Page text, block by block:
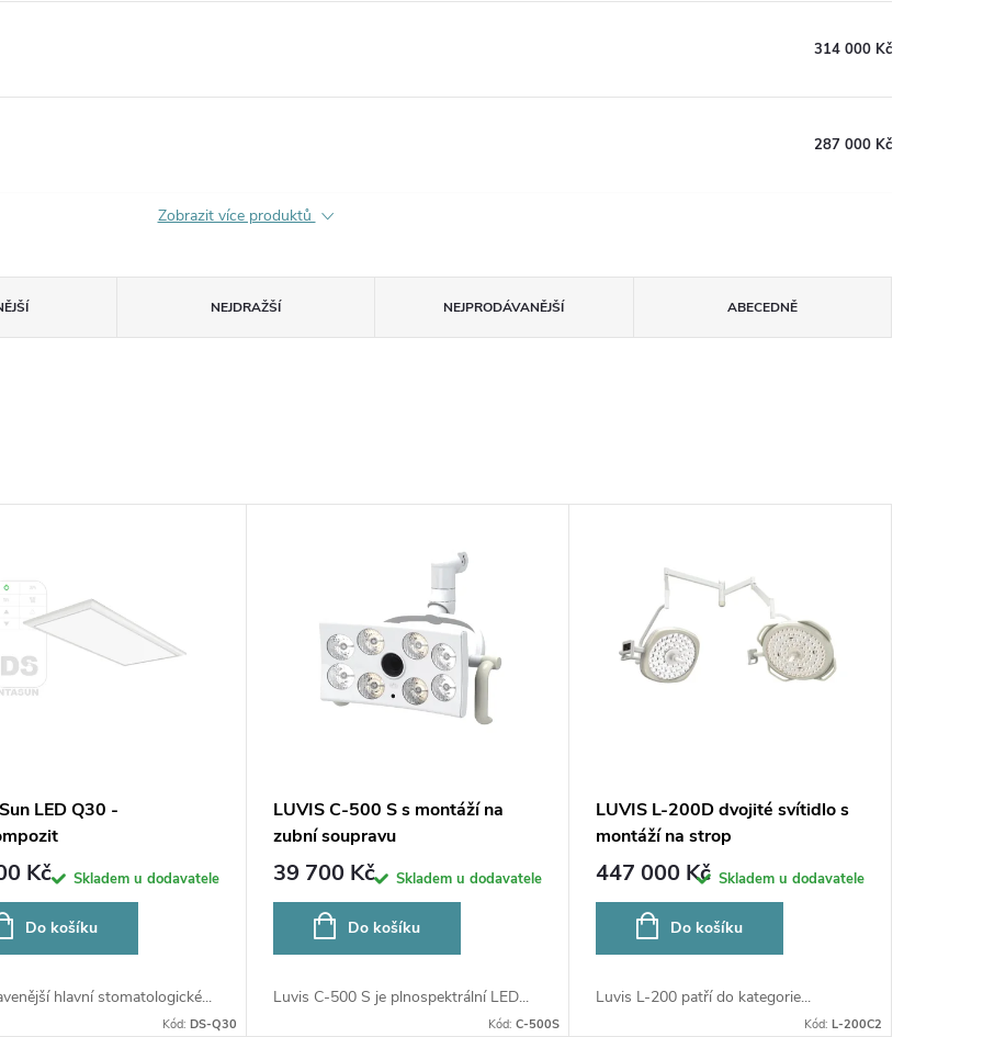
314 000 Kč
287 000 Kč
Zobrazit více produktů
NEJDRAŽŠÍ NEJPRODÁVANĚJŠÍ ABECEDNĚ
LED Q30 -
Kč Skladem u dodavatele
Do košíku
hlavní stomatologické...
Kód: DS-Q30
LUVIS C-500 S s montáží na
zubní soupravu
39 700 Kč Skladem u dodavatele
Do košíku
Luvis C-500 S je plnospektrální LED...
Kód: C-500S
LUVIS L-200D dvojité svítidlo s
montáží na strop
447 000 Kč Skladem u dodavatele
Do košíku
Luvis L-200 patří do kategorie...
Kód: L-200C2